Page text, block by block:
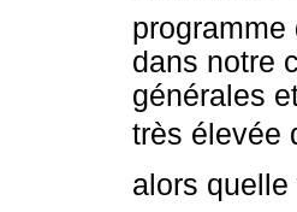
dans notre
générales
très élevée
alors